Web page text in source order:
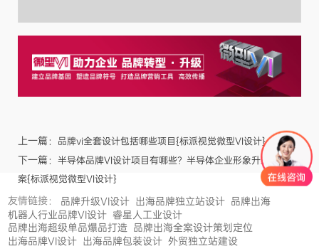
上一篇： 品牌vi全套设计包括哪些项目{标派视觉微型VI设计}
下一篇： 半导体品牌VI设计项目有哪些？半导体企业形象升级设计方
案{标派视觉微型VI设计}
友情链接： 品牌升级VI设计 出海品牌独立站设计 品牌出海
机器人行业品牌VI设计 睿星人工业设计
品牌出海超级单品爆品打造 品牌出海全案设计策划定位
出海品牌VI设计 出海品牌包装设计 外贸独立站建设